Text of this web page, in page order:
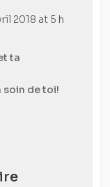
2018 at 5 h
ta
soin de toi!